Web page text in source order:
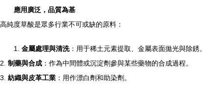
應用廣泛，品質為基
高純度草酸是眾多行業不可或缺的原料：
1. 金屬處理與清洗：用于稀土元素提取、金屬表面拋光與除銹。
2. 制藥與合成 ：作為中間體或沉淀劑參與某些藥物的合成過程。
3. 紡織與皮革工業 ：用作漂白劑和助染劑。